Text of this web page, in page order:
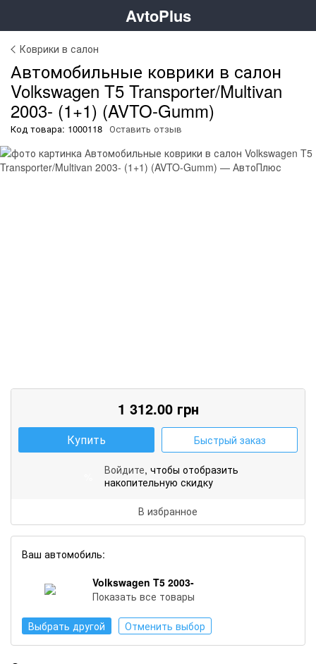
AvtoPlus
Коврики в салон
Автомобильные коврики в салон
Volkswagen T5 Transporter/Multivan
2003- (1+1) (AVTO-Gumm)
Код товара: 1000118 Оставить отзыв
1 312.00грн
Купить Быстрый заказ
Войдите, чтобы отобразить
накопительную скидку
В избранное
Ваш автомобиль:
Volkswagen T5 2003-
Показать все товары
Выбрать другой Отменить выбор